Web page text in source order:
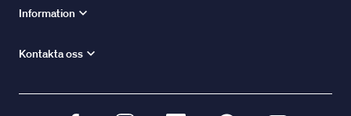
Information
Kontakta oss